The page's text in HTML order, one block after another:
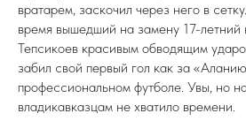
вратарем, заскочил через него в
время вышедший на замену 17-
Тепсикоев красивым обводящим
забил свой первый гол как за
профессиональном футболе. Увы, но
владикавказцам не хватило времени.